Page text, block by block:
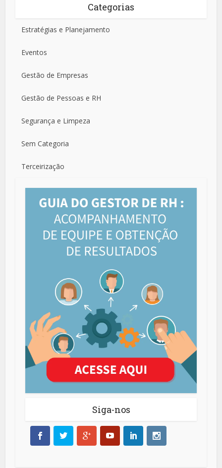
Categorias
Estratégias e Planejamento
Eventos
Gestão de Empresas
Gestão de Pessoas e RH
Segurança e Limpeza
Sem Categoria
Terceirização
Siga-nos